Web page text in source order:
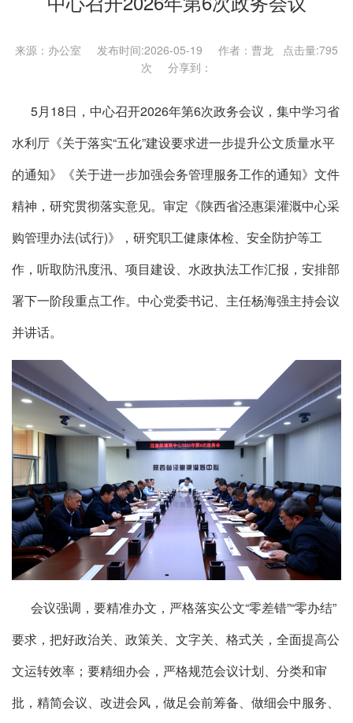
来源：办公室 发布时间:2026-05-19 作者：曹龙 点击量:795
次 分享到：
5月18日，中心召开2026年第6次政务会议，集中学习省
水利厅《关于落实“五化”建设要求进一步提升公文质量水平
的通知》《关于进一步加强会务管理服务工作的通知》文件
精神，研究贯彻落实意见。审定《陕西省泾惠渠灌溉中心采
购管理办法(试行)》，研究职工健康体检、安全防护等工
作，听取防汛度汛、项目建设、水政执法工作汇报，安排部
署下一阶段重点工作。中心党委书记、主任杨海强主持会议
并讲话。
会议强调，要精准办文，严格落实公文“零差错”“零办结”
要求，把好政治关、政策关、文字关、格式关，全面提高公
文运转效率；要精细办会，严格规范会议计划、分类和审
批，精简会议、改进会风，做足会前筹备、做细会中服务、